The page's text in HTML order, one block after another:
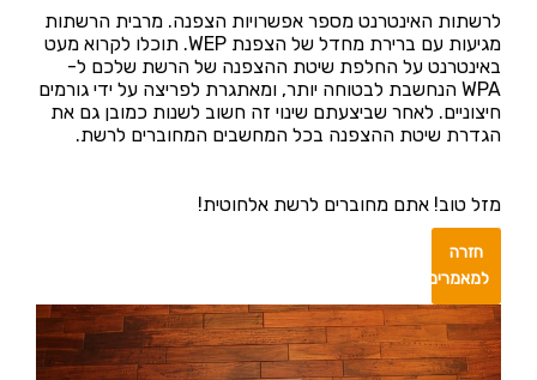
לרשתות האינטרנט מספר אפשרויות הצפנה. מרבית הרשתות
מגיעות עם ברירת מחדל של הצפנת WEP. תוכלו לקרוא מעט
באינטרנט על החלפת שיטת ההצפנה של הרשת שלכם ל-
WPA הנחשבת לבטוחה יותר, ומאתגרת לפריצה על ידי גורמים
חיצוניים. לאחר שביצעתם שינוי זה חשוב לשנות כמובן גם את
הגדרת שיטת ההצפנה בכל המחשבים המחוברים לרשת.
מזל טוב! אתם מחוברים לרשת אלחוטית!
חזרה
למאמרים